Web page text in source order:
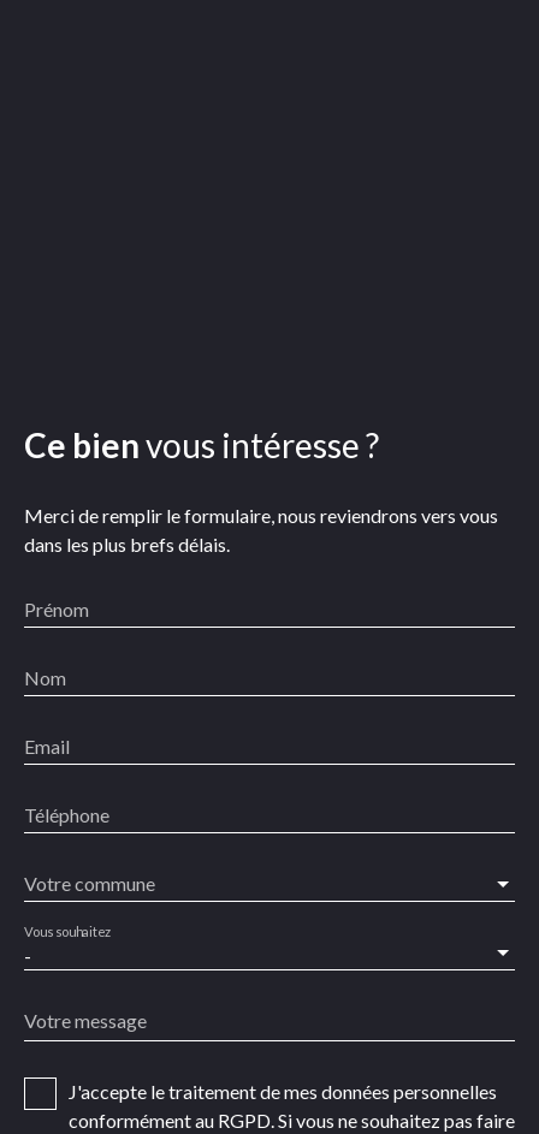
Ce bienvous intéresse ?
Merci de remplir le formulaire, nous reviendrons vers vous
dans les plus brefs délais.
Prénom
Nom
Email
Téléphone
Votre commune
-
Vous souhaitez
Votre message
J'accepte le traitement de mes données personnelles
conformément au RGPD. Si vous ne souhaitez pas faire